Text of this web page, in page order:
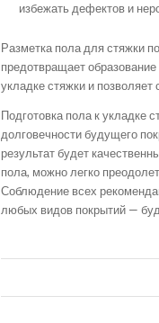
избежать дефектов и
Разметка пола для стяжки
предотвращает
укладке стяжки и
Подготовка пола к укладке
долговечности будущего
результат будет
пола, можно легко
Соблюдение всех
любых видов покрытий —